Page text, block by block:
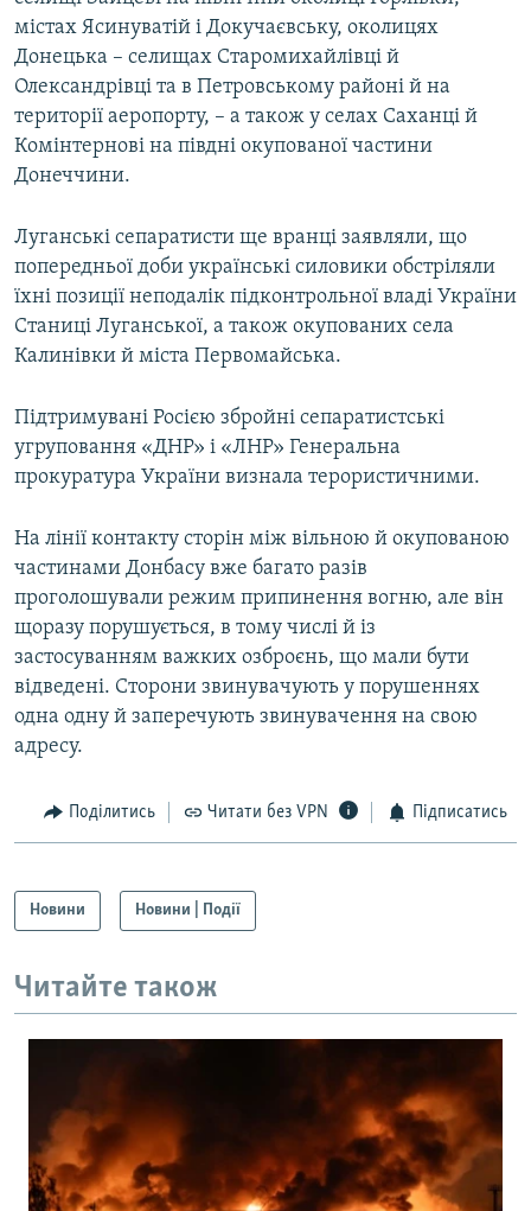
містах Ясинуватій і Докучаєвську, околицях
Донецька – селищах Старомихайлівці й
Олександрівці та в Петровському районі й на
території аеропорту, – а також у селах Саханці й
Комінтернові на півдні окупованої частини
Донеччини.
Луганські сепаратисти ще вранці заявляли, що
попередньої доби українські силовики обстріляли
їхні позиції неподалік підконтрольної владі України
Станиці Луганської, а також окупованих села
Калинівки й міста Первомайська.
Підтримувані Росією збройні сепаратистські
угруповання «ДНР» і «ЛНР» Генеральна
прокуратура України визнала терористичними.
На лінії контакту сторін між вільною й окупованою
частинами Донбасу вже багато разів
проголошували режим припинення вогню, але він
щоразу порушується, в тому числі й із
застосуванням важких озброєнь, що мали бути
відведені. Сторони звинувачують у порушеннях
одна одну й заперечують звинувачення на свою
адресу.
Поділитись Читати без VPN Підписатись
Новини Новини | Події
Читайте також